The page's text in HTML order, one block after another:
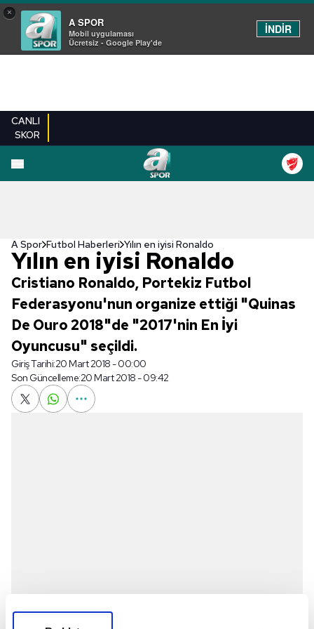
×
A SPOR
Mobil uygulaması
Ücretsiz - Google Play'de
İNDİR
CANLI
SKOR
A Spor Futbol Haberleri Yılın en iyisi Ronaldo
Yılın en iyisi Ronaldo
Cristiano Ronaldo, Portekiz Futbol
Federasyonu'nun organize ettiği "Quinas
De Ouro 2018"de "2017'nin En İyi
Oyuncusu" seçildi.
Giriş Tarihi:20 Mart 2018 - 00:00
Son Güncelleme:20 Mart 2018 - 09:42